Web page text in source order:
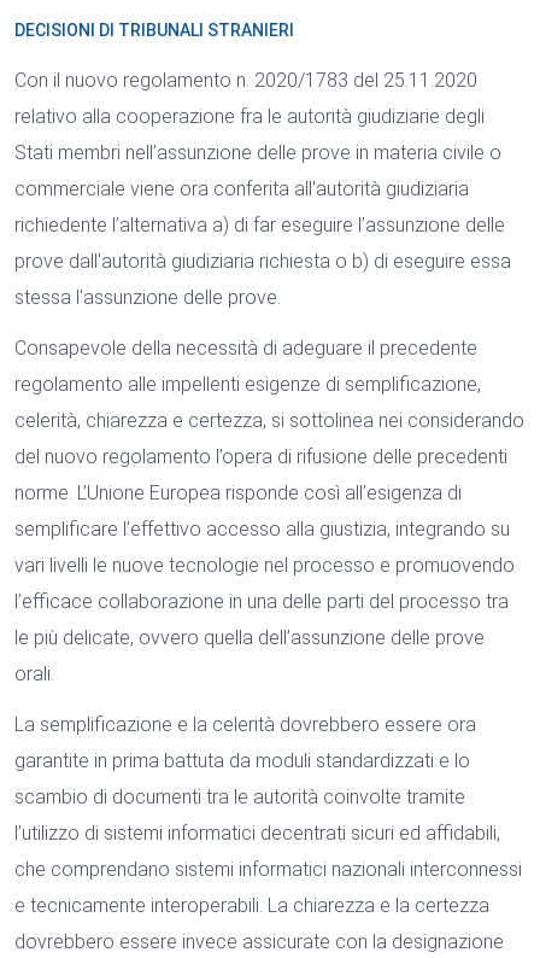
DECISIONI DI TRIBUNALI STRANIERI
Con il nuovo regolamento n. 2020/1783 del 25.11.2020
relativo alla cooperazione fra le autorità giudiziarie degli
Stati membri nell’assunzione delle prove in materia civile o
commerciale viene ora conferita all'autorità giudiziaria
richiedente l’alternativa a) di far eseguire l’assunzione delle
prove dall'autorità giudiziaria richiesta o b) di eseguire essa
stessa l'assunzione delle prove.
Consapevole della necessità di adeguare il precedente
regolamento alle impellenti esigenze di semplificazione,
celerità, chiarezza e certezza, si sottolinea nei considerando
del nuovo regolamento l’opera di rifusione delle precedenti
norme. L’Unione Europea risponde così all’esigenza di
semplificare l’effettivo accesso alla giustizia, integrando su
vari livelli le nuove tecnologie nel processo e promuovendo
l’efficace collaborazione in una delle parti del processo tra
le più delicate, ovvero quella dell’assunzione delle prove
orali.
La semplificazione e la celerità dovrebbero essere ora
garantite in prima battuta da moduli standardizzati e lo
scambio di documenti tra le autorità coinvolte tramite
l’utilizzo di sistemi informatici decentrati sicuri ed affidabili,
che comprendano sistemi informatici nazionali interconnessi
e tecnicamente interoperabili. La chiarezza e la certezza
dovrebbero essere invece assicurate con la designazione